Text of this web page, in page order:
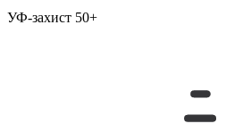
УФ-захист 50+